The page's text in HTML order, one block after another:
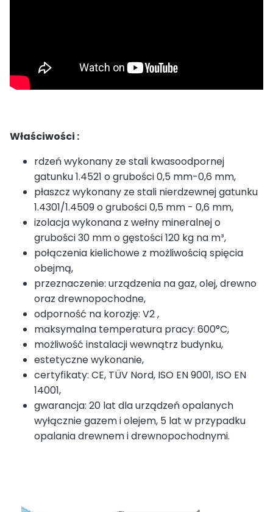
Właściwości :
rdzeń wykonany ze stali kwasoodpornej
gatunku 1.4521 o grubości 0,5 mm-0,6 mm,
płaszcz wykonany ze stali nierdzewnej gatunku
1.4301/1.4509 o grubości 0,5 mm - 0,6 mm,
izolacja wykonana z wełny mineralnej o
grubości 30 mm o gęstości 120 kg na m³,
połączenia kielichowe z możliwością spięcia
obejmą,
przeznaczenie: urządzenia na gaz, olej, drewno
oraz drewnopochodne,
odporność na korozję: V2 ,
maksymalna temperatura pracy: 600°C,
możliwość instalacji wewnątrz budynku,
estetyczne wykonanie,
certyfikaty: CE, TÜV Nord, ISO EN 9001, ISO EN
14001,
gwarancja: 20 lat dla urządzeń opalanych
wyłącznie gazem i olejem, 5 lat w przypadku
opalania drewnem i drewnopochodnymi.